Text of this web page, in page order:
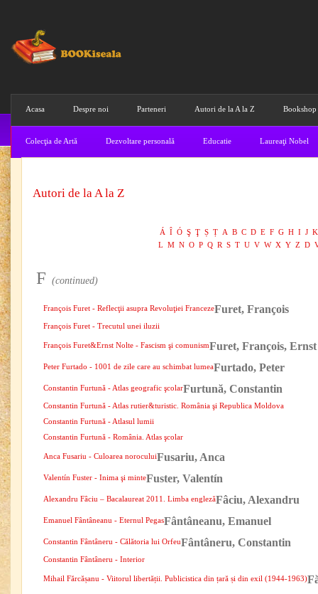
Acasa Despre noi Parteneri Autori de la A la Z Bookshop
Colecţia de Artă Dezvoltare personală Educatie Laureaţi Nobel
Autori de la A la Z
Á Î Ó Ş Ţ Ș Ț A B C D E F G H I J K
L M N O P Q R S T U V W X Y Z D
F (continued)
Furet, François
François Furet - Reflecţii asupra Revoluţiei Franceze
François Furet - Trecutul unei iluzii
Furet, François,
François Furet&Ernst Nolte - Fascism şi comunism
Furtado, Peter
Peter Furtado - 1001 de zile care au schimbat lumea
Furtună, Constantin
Constantin Furtună - Atlas geografic şcolar
Constantin Furtună - Atlas rutier&turistic. România şi Republica Moldova
Constantin Furtună - Atlasul lumii
Constantin Furtună - România. Atlas şcolar
Fusariu, Anca
Anca Fusariu - Culoarea norocului
Fuster, Valentín
Valentín Fuster - Inima şi minte
Fâciu, Alexandru
Alexandru Fâciu – Bacalaureat 2011. Limba engleză
Fântâneanu, Emanuel
Emanuel Fântâneanu - Eternul Pegas
Fântâneru, Constantin
Constantin Fântâneru - Călătoria lui Orfeu
Constantin Fântâneru - Interior
Mihail Fărcășanu - Viitorul libertății. Publicistica din țară și din exil (1944-1963)